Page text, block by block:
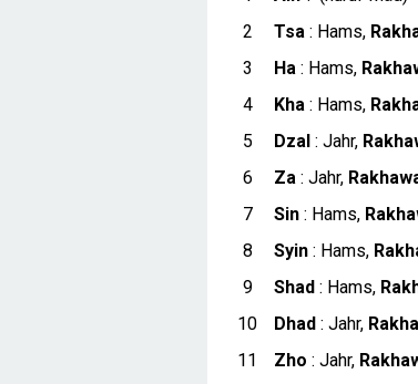
Tsa: Hams,
Ha: Hams,
Kha: Hams,
Dzal: Jahr,
Za: Jahr,
Sin: Hams,
Syin: Hams,
Shad: Hams,
Dhad: Jahr,
Zho: Jahr,